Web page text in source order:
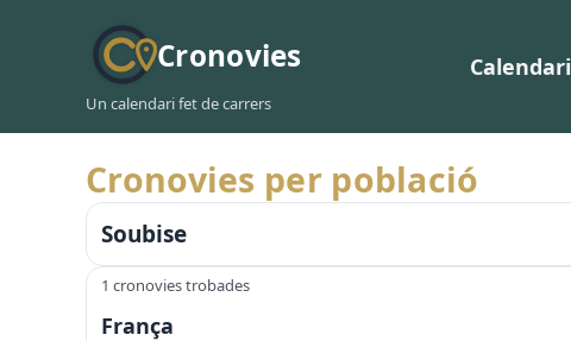
Cronovies
Un calendari fet de carrers
Calendari
Cronovies per població
Soubise
1 cronovies trobades
França